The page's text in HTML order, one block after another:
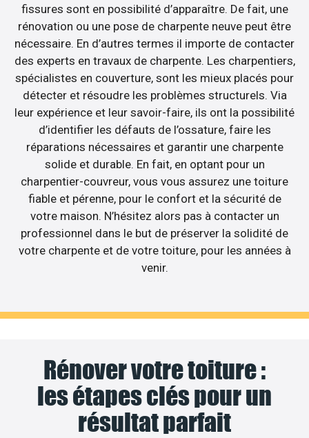
fissures sont en possibilité d’apparaître. De fait, une
rénovation ou une pose de charpente neuve peut être
nécessaire. En d’autres termes il importe de contacter
des experts en travaux de charpente. Les charpentiers,
spécialistes en couverture, sont les mieux placés pour
détecter et résoudre les problèmes structurels. Via
leur expérience et leur savoir-faire, ils ont la possibilité
d’identifier les défauts de l’ossature, faire les
réparations nécessaires et garantir une charpente
solide et durable. En fait, en optant pour un
charpentier-couvreur, vous vous assurez une toiture
fiable et pérenne, pour le confort et la sécurité de
votre maison. N’hésitez alors pas à contacter un
professionnel dans le but de préserver la solidité de
votre charpente et de votre toiture, pour les années à
venir.
Rénover votre toiture :
les étapes clés pour un
résultat parfait